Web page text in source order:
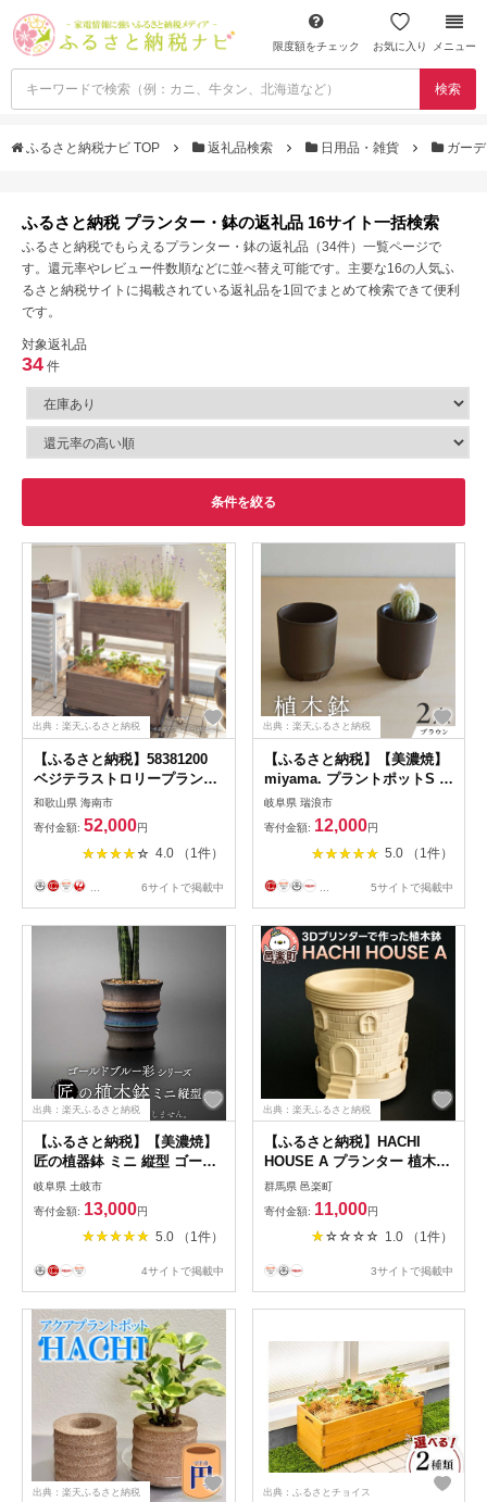
限度額をチェック お気に入り メニュー
検索
ふるさと納税ナビ TOP 返礼品検索 日用品・雑貨 ガー
ふるさと納税 プランター・鉢の返礼品 16サイト一括検索
ふるさと納税でもらえるプランター・鉢の返礼品（34件）一覧ページで
す。還元率やレビュー件数順などに並べ替え可能です。主要な16の人気ふ
るさと納税サイトに掲載されている返礼品を1回でまとめて検索できて便利
です。
対象返礼品
34 件
条件を絞る
出典：楽天ふるさと納税
【ふるさと納税】58381200
ベジテラストロリープランタ
ー キャスター付 ブラウンウ
ッド
和歌山県 海南市
寄付金額: 52,000円
4.0 （1件）
... 6サイトで掲載中
出典：楽天ふるさと納税
【ふるさと納税】【美濃焼】
miyama. プラントポットS ブ
ラウン 2個 / プランター 鉢 植
木鉢 ガーデニング / 瑞浪市 /
ミヤマプランニング
[AZCM085]
岐阜県 瑞浪市
寄付金額: 12,000円
5.0 （1件）
... 5サイトで掲載中
出典：楽天ふるさと納税
【ふるさと納税】【美濃焼】
匠の植器鉢 ミニ 縦型 ゴール
ドブルー 彩シリーズ【角山製
陶所】観葉植物 鉢植え プラ
ンター [MCS017]
岐阜県 土岐市
寄付金額: 13,000円
5.0 （1件）
4サイトで掲載中
出典：楽天ふるさと納税
【ふるさと納税】HACHI
HOUSE A プランター 植木鉢
おしゃれ 鉢植え 観葉植物 鉢
群馬県 邑楽町
寄付金額: 11,000円
1.0 （1件）
3サイトで掲載中
出典：楽天ふるさと納税 出典：ふるさとチョイス